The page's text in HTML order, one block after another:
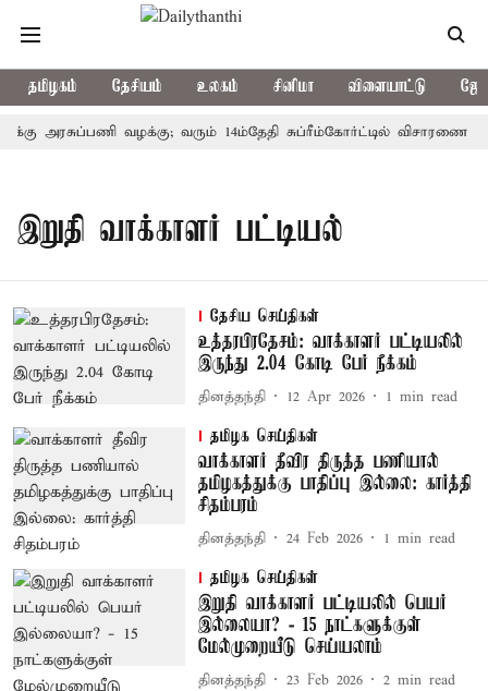
தமிழகம் தேசியம் உலகம் சினிமா விளையாட்டு
அரசுப்பணி வழக்கு; வரும் 14ம்தேதி சுப்ரீம்கோர்ட்டில் விசாரணை
இறுதி வாக்காளர் பட்டியல்
தேசிய செய்திகள்
உத்தரபிரதேசம்: வாக்காளர் பட்டியலில்
இருந்து 2.04 கோடி பேர் நீக்கம்
தினத்தந்தி 12 Apr 2026 1 min read
தமிழக செய்திகள்
வாக்காளர் தீவிர திருத்த பணியால்
தமிழகத்துக்கு பாதிப்பு இல்லை: கார்த்தி
சிதம்பரம்
தினத்தந்தி 24 Feb 2026 1 min read
தமிழக செய்திகள்
இறுதி வாக்காளர் பட்டியலில் பெயர்
இல்லையா? - 15 நாட்களுக்குள்
மேல்முறையீடு செய்யலாம்
தினத்தந்தி 23 Feb 2026 2 min read